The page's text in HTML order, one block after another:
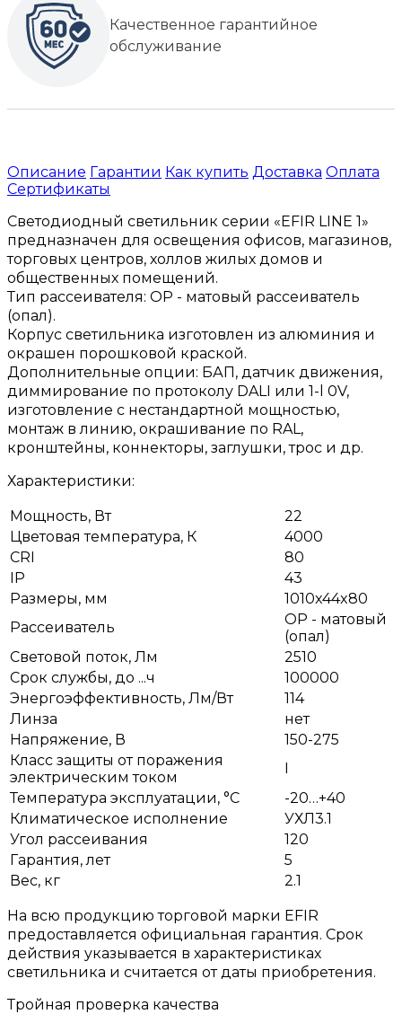
Качественное гарантийное
обслуживание
Описание Гарантии Как купить Доставка Оплата
Сертификаты
Светодиодный светильник серии «EFIR LINE 1»
предназначен для освещения офисов, магазинов,
торговых центров, холлов жилых домов и
общественных помещений.
Тип рассеивателя: ОР - матовый рассеиватель
(опал).
Корпус светильника изготовлен из алюминия и
окрашен порошковой краской.
Дополнительные опции: БАП, датчик движения,
диммирование по протоколу DALI или 1-l 0V,
изготовление с нестандартной мощностью,
монтаж в линию, окрашивание по RAL,
кронштейны, коннекторы, заглушки, трос и др.
Характеристики:
Мощность, Вт
22
Цветовая температура, К
4000
CRI
80
IP
43
Размеры, мм
1010x44x80
Рассеиватель
OP - матовый
(опал)
Световой поток, Лм
2510
Срок службы, до ...ч
100000
Энергоэффективность, Лм/Вт
114
Линза
нет
Напряжение, В
150-275
Класс защиты от поражения
электрическим током
I
Температура эксплуатации, °С
-20…+40
Климатическое исполнение
УХЛ3.1
Угол рассеивания
120
Гарантия, лет
5
Вес, кг
2.1
На всю продукцию торговой марки EFIR
предоставляется официальная гарантия. Срок
действия указывается в характеристиках
светильника и считается от даты приобретения.
Тройная проверка качества